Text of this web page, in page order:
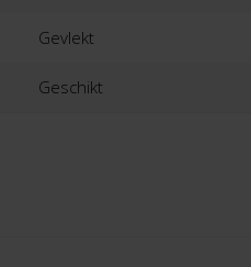
Gevlekt
Geschikt